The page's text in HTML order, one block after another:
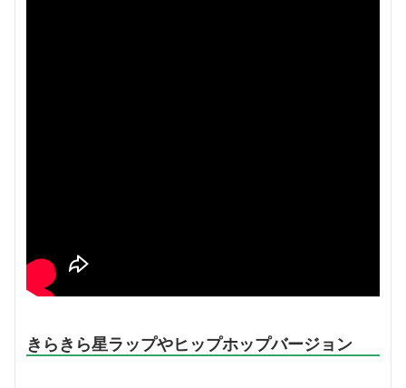
きらきら星ラップやヒップホップバージョン